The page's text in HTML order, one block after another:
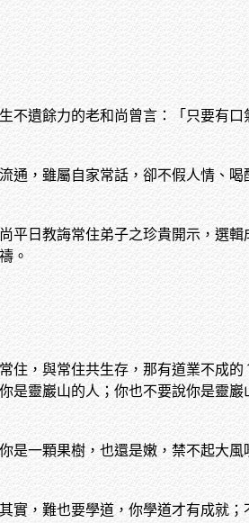
不遺餘力的老和尚曾言：「只要有口
通，雖屬自家常話，卻不假人情、喝
平日教誨常住弟子之珍貴開示，選輯
。
住，與常住共生存，那有道業不成的
靈巖山的人；你也不要說你是靈巖
是一顆果樹，也還是嫩，禁不起大風
實，難也要學道，你學道才有成就；